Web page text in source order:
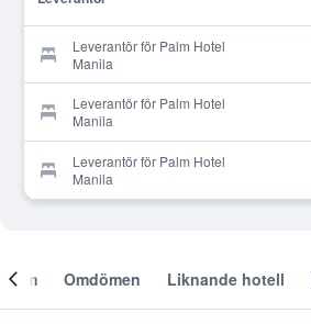
Leverantör för Palm Hotel
Manila
Leverantör för Palm Hotel
Manila
Leverantör för Palm Hotel
Manila
Om Omdömen Liknande hotell